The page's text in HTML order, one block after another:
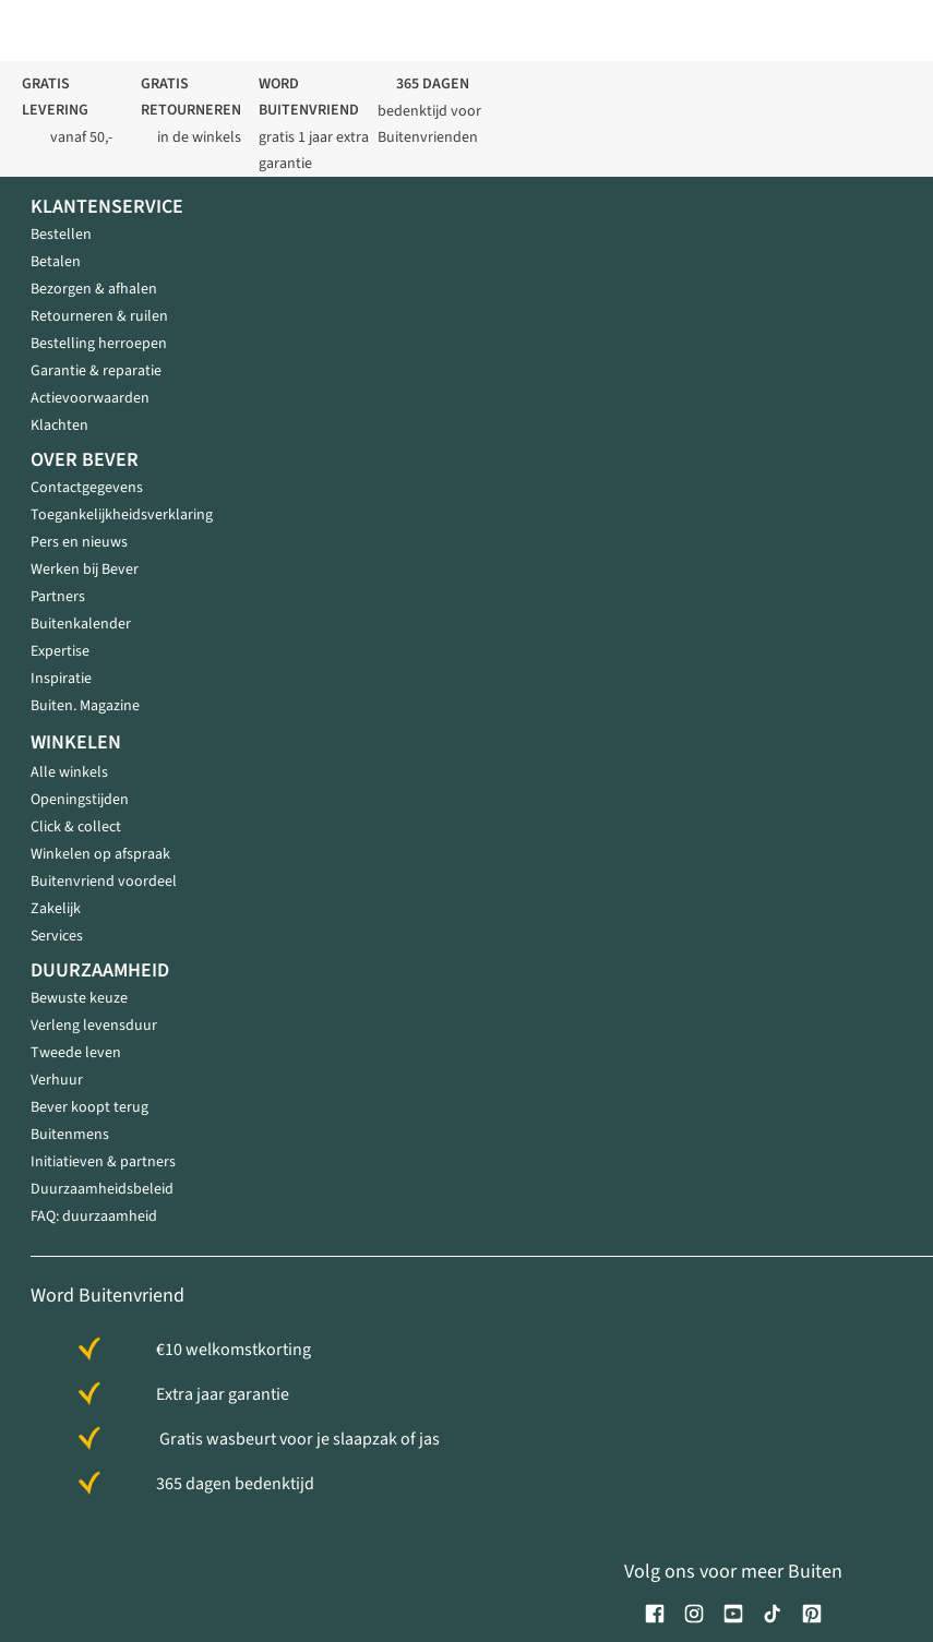
GRATIS
LEVERING
vanaf 50,-
GRATIS
RETOURNEREN
in de winkels
WORD
BUITENVRIEND
gratis 1 jaar extra
garantie
365 DAGEN
bedenktijd voor
Buitenvrienden
KLANTENSERVICE
Bestellen
Betalen
Bezorgen & afhalen
Retourneren & ruilen
Bestelling herroepen
Garantie & reparatie
Actievoorwaarden
Klachten
OVER BEVER
Contactgegevens
Toegankelijkheidsverklaring
Pers en nieuws
Werken bij Bever
Partners
Buitenkalender
Expertise
Inspiratie
Buiten. Magazine
WINKELEN
Alle winkels
Openingstijden
Click & collect
Winkelen op afspraak
Buitenvriend voordeel
Zakelijk
Services
DUURZAAMHEID
Bewuste keuze
Verleng levensduur
Tweede leven
Verhuur
Bever koopt terug
Buitenmens
Initiatieven & partners
Duurzaamheidsbeleid
FAQ: duurzaamheid
Word Buitenvriend
€10 welkomstkorting
Extra jaar garantie
Gratis wasbeurt voor je slaapzak of jas
365 dagen bedenktijd
Volg ons voor meer Buiten